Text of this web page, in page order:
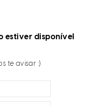
estiver disponível
te avisar :)